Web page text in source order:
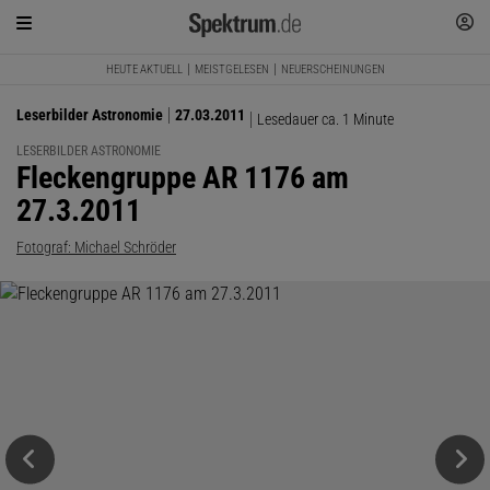
HEUTE AKTUELL MEISTGELESEN NEUERSCHEINUNGEN
Leserbilder Astronomie 27.03.2011 Lesedauer ca. 1 Minute
LESERBILDER ASTRONOMIE
:
Fleckengruppe AR 1176 am
27.3.2011
Fotograf: Michael Schröder